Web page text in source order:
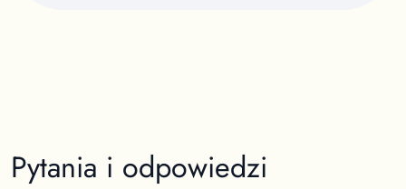
Pytania i odpowiedzi